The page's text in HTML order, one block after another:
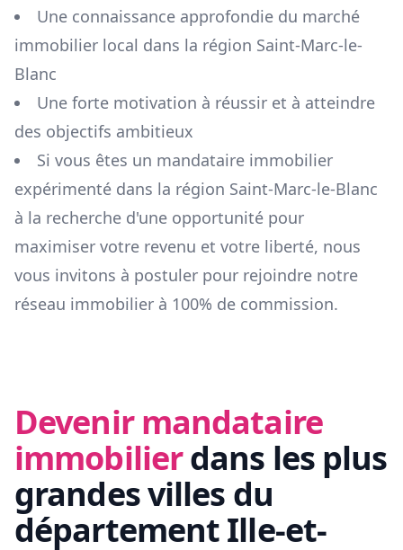
Une connaissance approfondie du marché
immobilier local dans la région Saint-Marc-le-
Blanc
Une forte motivation à réussir et à atteindre
des objectifs ambitieux
Si vous êtes un mandataire immobilier
expérimenté dans la région Saint-Marc-le-Blanc
à la recherche d'une opportunité pour
maximiser votre revenu et votre liberté, nous
vous invitons à postuler pour rejoindre notre
réseau immobilier à 100% de commission.
Devenir mandataire
immobilierdans les plus
grandes villes du
départementIlle-et-